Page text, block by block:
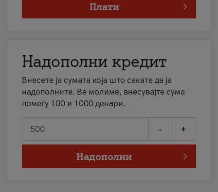
Плати
Надополни кредит
Внесете ја сумата која што сакате да ја
надополните. Ве молиме, внесувајте сума
помеѓу 100 и 1000 денари.
- +
Надополни